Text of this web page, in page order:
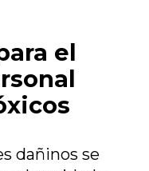
el
dañinos se